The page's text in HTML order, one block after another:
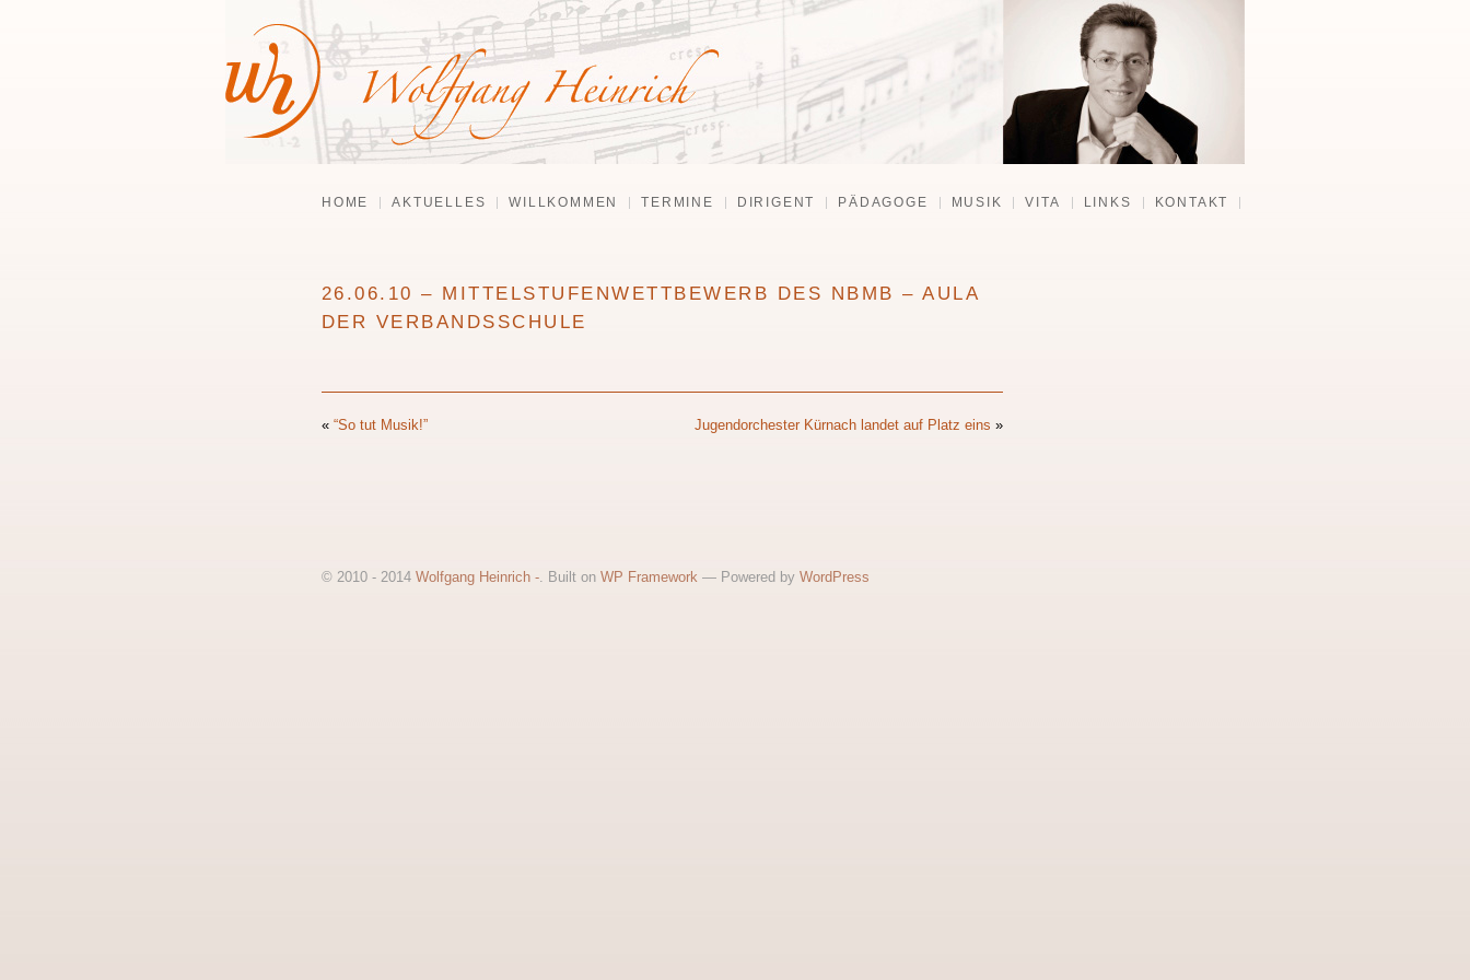
HOME AKTUELLES WILLKOMMEN TERMINE DIRIGENT PÄDAGOGE MUSIK VITA LINKS KONTAKT
26.06.10 – MITTELSTUFENWETTBEWERB DES NBMB – AULA
DER VERBANDSSCHULE
« “So tut Musik!” Jugendorchester Kürnach landet auf Platz eins »
© 2010 - 2014 Wolfgang Heinrich -. Built on WP Framework — Powered by WordPress